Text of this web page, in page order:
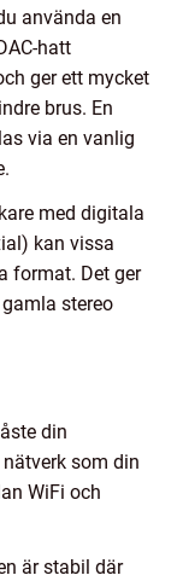
använda en
hatt
ger ett mycket
brus. En
via en vanlig
med digitala
kan vissa
format. Det ger
stereo
din
som din
WiFi och
är stabil där